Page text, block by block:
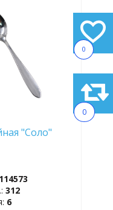
0
0
"Соло"
312
6